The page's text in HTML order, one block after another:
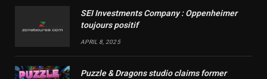
SEI Investments Company : Oppenheimer
toujours positif
APRIL 8, 2025
Puzzle & Dragons studio claims former